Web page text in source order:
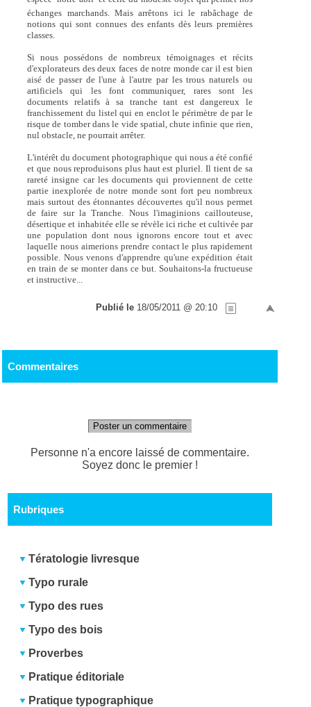
échanges marchands. Mais arrêtons ici le rabâchage de
notions qui sont connues des enfants dès leurs premières
classes.
Si nous possédons de nombreux témoignages et récits
d'explorateurs des deux faces de notre monde car il est bien
aisé de passer de l'une à l'autre par les trous naturels ou
artificiels qui les font communiquer, rares sont les
documents relatifs à sa tranche tant est dangereux le
franchissement du listel qui en enclot le périmètre de par le
risque de tomber dans le vide spatial, chute infinie que rien,
nul obstacle, ne pourrait arrêter.
L'intérêt du document photographique qui nous a été confié
et que nous reproduisons plus haut est pluriel. Il tient de sa
rareté insigne car les documents qui proviennent de cette
partie inexplorée de notre monde sont fort peu nombreux
mais surtout des étonnantes découvertes qu'il nous permet
de faire sur la Tranche. Nous l'imaginions caillouteuse,
désertique et inhabitée elle se révèle ici riche et cultivée par
une population dont nous ignorons encore tout et avec
laquelle nous aimerions prendre contact le plus rapidement
possible. Nous venons d'apprendre qu'une expédition était
en train de se monter dans ce but. Souhaitons-la fructueuse
et instructive...
Publié le 18/05/2011 @ 20:10
Commentaires
Poster un commentaire
Personne n'a encore laissé de commentaire.
Soyez donc le premier !
Rubriques
Tératologie livresque
Typo rurale
Typo des rues
Typo des bois
Proverbes
Pratique éditoriale
Pratique typographique